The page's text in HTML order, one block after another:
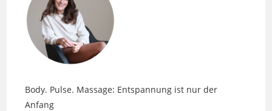
Body. Pulse. Massage: Entspannung ist nur der